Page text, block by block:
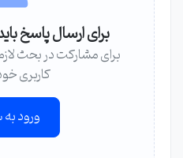
برای ارسال پاسخ
برای مشارکت در بحث
کاربری
ورود